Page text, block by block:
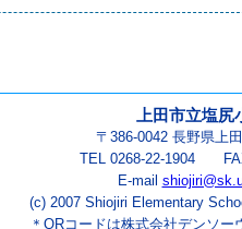
上田市立塩尻
〒386-0042 長野県上
TEL 0268-22-1904
E-mail
(c) 2007 Shiojiri Elementary
＊QRコードは株式会社デンソー